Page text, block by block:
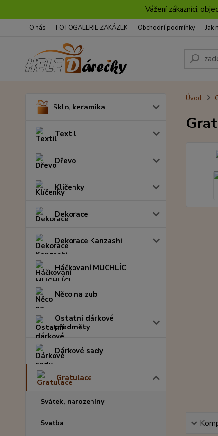
Vážení zákazníci,
O nás FOTOGALERIE ZAKÁZEK Obchodní podmínky Jak
Sklo, keramika
Textil
Dřevo
Klíčenky
Dekorace
Dekorace Kanzashi
Háčkovaní MUCHLÍCI
Něco na zub
Ostatní dárkové
předměty
Dárkové sady
Gratulace
Svátek, narozeniny
Svatba
Úvod